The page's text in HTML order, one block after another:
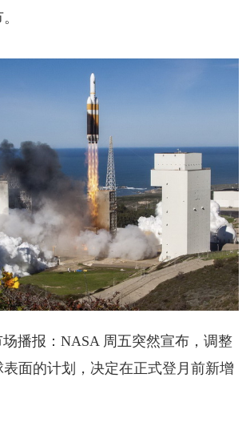
播报：NASA 周五突然宣布，调整
面的计划，决定在正式登月前新增